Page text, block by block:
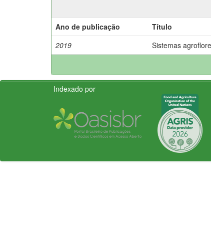
Ano de publicação
Título
2019
Sistemas
Indexado por